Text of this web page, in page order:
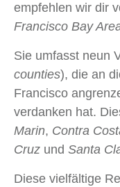
empfehlen wir dir
Francisco Bay
Sie umfasst neun
counties), die an
Francisco
verdanken hat.
Marin, Contra
Cruz und Santa
Diese vielfältige